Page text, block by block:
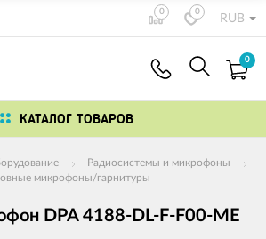
0 0
RUB
0
КАТАЛОГ ТОВАРОВ
Радиосистемы и микрофоны
микрофоны/гарнитуры
DPA 4188-DL-F-F00-ME